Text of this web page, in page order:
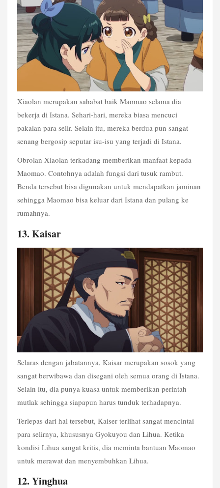
Xiaolan merupakan sahabat baik Maomao selama dia
bekerja di Istana. Sehari-hari, mereka biasa mencuci
pakaian para selir. Selain itu, mereka berdua pun sangat
senang bergosip seputar isu-isu yang terjadi di Istana.
Obrolan Xiaolan terkadang memberikan manfaat kepada
Maomao. Contohnya adalah fungsi dari tusuk rambut.
Benda tersebut bisa digunakan untuk mendapatkan jaminan
sehingga Maomao bisa keluar dari Istana dan pulang ke
rumahnya.
13. Kaisar
Selaras dengan jabatannya, Kaisar merupakan sosok yang
sangat berwibawa dan disegani oleh semua orang di Istana.
Selain itu, dia punya kuasa untuk memberikan perintah
mutlak sehingga siapapun harus tunduk terhadapnya.
Terlepas dari hal tersebut, Kaiser terlihat sangat mencintai
para selirnya, khususnya Gyokuyou dan Lihua. Ketika
kondisi Lihua sangat kritis, dia meminta bantuan Maomao
untuk merawat dan menyembuhkan Lihua.
12. Yinghua